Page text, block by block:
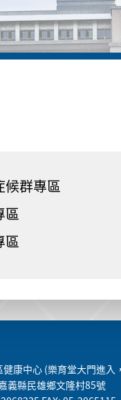
候群專區
區
區
健康中心 (樂育堂大門進入
義縣民雄鄉文隆村85號